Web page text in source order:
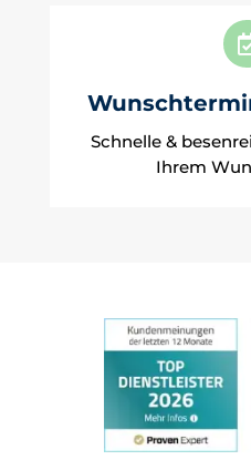
Schnelle &
Ihrem